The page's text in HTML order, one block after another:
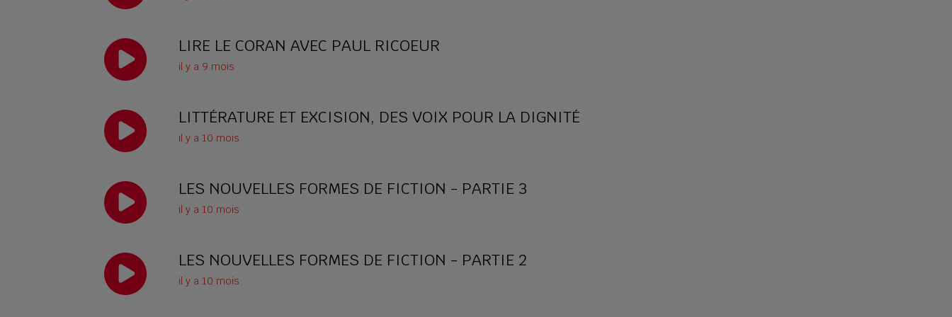
LIRE LE CORAN AVEC PAUL RICOEUR
il y a 9 mois
LITTÉRATURE ET EXCISION, DES VOIX POUR LA DIGNITÉ
il y a 10 mois
LES NOUVELLES FORMES DE FICTION - PARTIE 3
il y a 10 mois
LES NOUVELLES FORMES DE FICTION - PARTIE 2
il y a 10 mois